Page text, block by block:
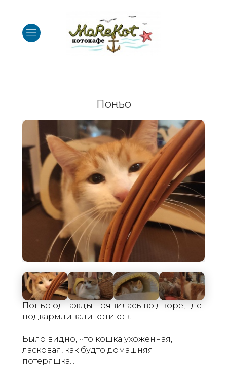
Поньо
Поньо однажды появилась во дворе, где
подкармливали котиков.
Было видно, что кошка ухоженная,
ласковая, как будто домашняя
потеряшка...